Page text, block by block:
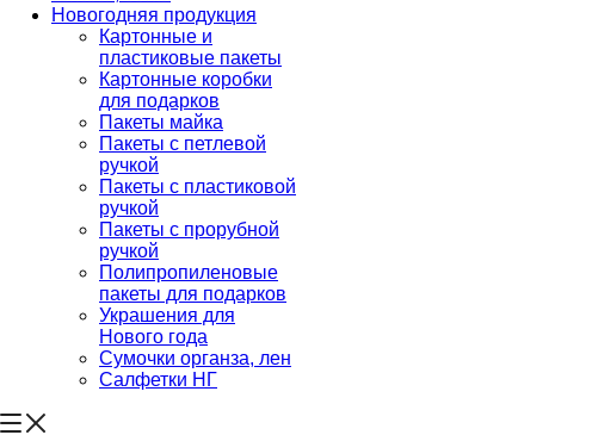
Новогодняя продукция
Картонные и
пластиковые пакеты
Картонные коробки
для подарков
Пакеты майка
Пакеты с петлевой
ручкой
Пакеты с пластиковой
ручкой
Пакеты с прорубной
ручкой
Полипропиленовые
пакеты для подарков
Украшения для
Нового года
Сумочки органза, лен
Салфетки НГ